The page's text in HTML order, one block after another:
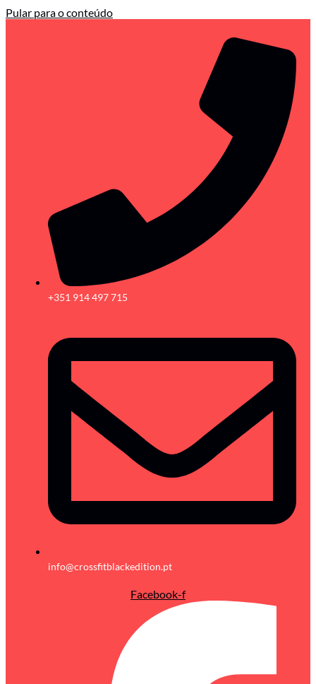
Pular para o conteúdo
+351 914 497 715
info@crossfitblackedition.pt
Facebook-f